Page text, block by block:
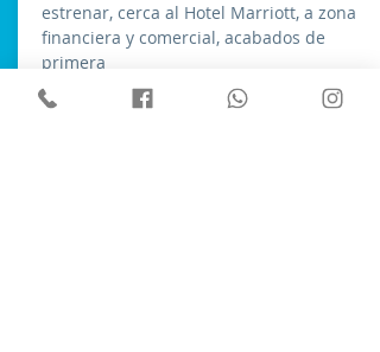
estrenar, cerca al Hotel Marriott, a zona
financiera y comercial, acabados de
primera